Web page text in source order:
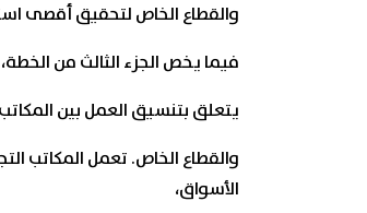
والقطاع الخاص لتحقيق أقصى
فيما يخص الجزء الثالث من الخطة،
يتعلق بتنسيق العمل بين
والقطاع الخاص. تعمل المكاتب
الأسواق،